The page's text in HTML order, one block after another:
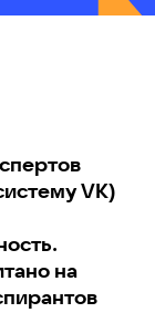
VK)
на